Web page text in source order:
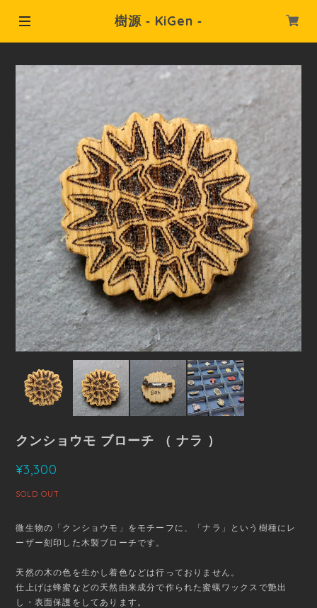
樹源 ‐ KiGen ‐
クンショウモ ブローチ （ ナラ ）
¥3,300
SOLD OUT
微生物の「クンショウモ」をモチーフに、「ナラ」という樹種にレ
ーザー刻印した木製ブローチです。
天然の木の色を生かし着色などは行っておりません。
仕上げは蜂蜜などの天然由来成分で作られた蜜蝋ワックスで艶出
し・表面保護をしてあります。